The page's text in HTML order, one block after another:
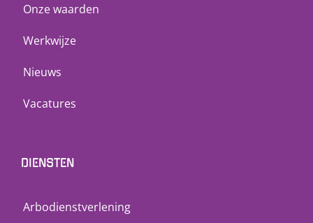
Onze waarden
Werkwijze
Nieuws
Vacatures
DIENSTEN
Arbodienstverlening